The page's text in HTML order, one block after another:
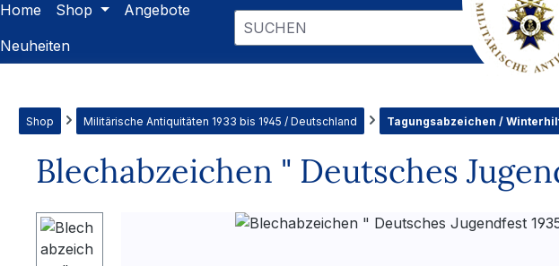
Home Shop
Angebote
Neuheiten
Shop Militärische Antiquitäten 1933 bis 1945 / Deutschland Tagungsabzeichen /
Blechabzeichen " Deutsches
Bildergalerie überspringen